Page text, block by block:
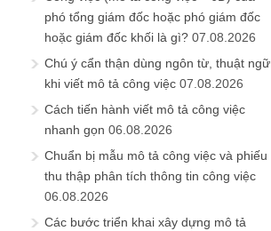
phó tổng giám đốc hoặc phó giám đốc
hoặc giám đốc khối là gì? 07.08.2026
Chú ý cẩn thận dùng ngôn từ, thuật ngữ
khi viết mô tả công việc 07.08.2026
Cách tiến hành viết mô tả công việc
nhanh gọn 06.08.2026
Chuẩn bị mẫu mô tả công việc và phiếu
thu thập phân tích thông tin công việc
06.08.2026
Các bước triển khai xây dựng mô tả